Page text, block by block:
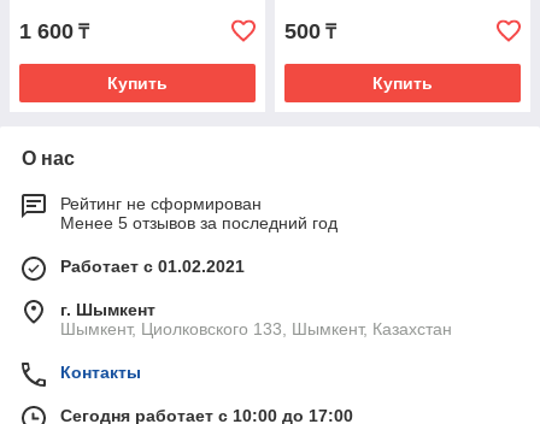
1 600 ₸
Купить
500 ₸
Купить
О нас
Рейтинг не сформирован
Менее 5 отзывов за последний год
Работает с 01.02.2021
г. Шымкент
Шымкент, Циолковского 133, Шымкент, Казахстан
Контакты
Сегодня работает с 10:00 до 17:00